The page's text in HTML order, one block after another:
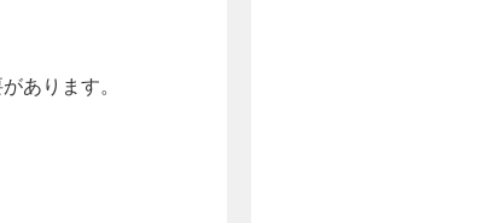
あります。